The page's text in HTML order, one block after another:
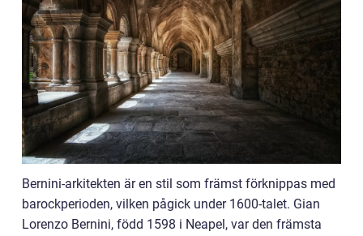
Bernini-arkitekten är en stil som främst förknippas med
barockperioden, vilken pågick under 1600-talet. Gian
Lorenzo Bernini, född 1598 i Neapel, var den främsta